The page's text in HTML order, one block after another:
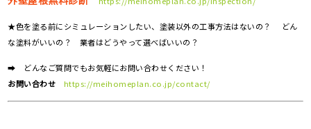
★色を塗る前にシミュレーションしたい、塗装以外の工事方法はないの？ どん
な塗料がいいの？ 業者はどうやって選べばいいの？
➡ どんなご質問でもお気軽にお問い合わせください！
お問い合わせ
https://meihomeplan.co.jp/contact/